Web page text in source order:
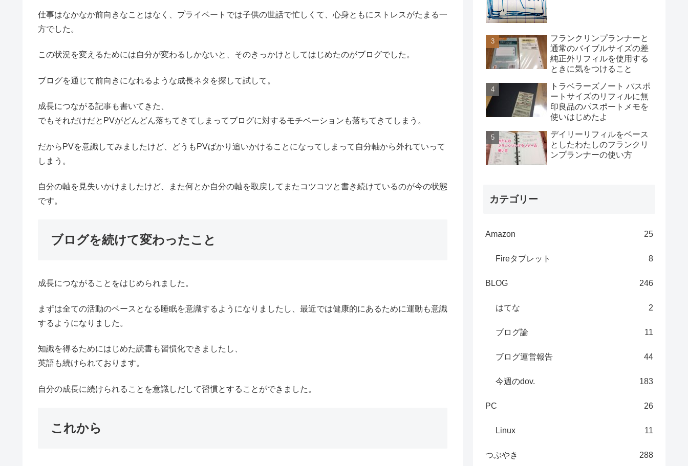
仕事はなかなか前向きなことはなく、プライベートでは子供の世話で忙しくて、心身ともにストレスがたまる一
方でした。
この状況を変えるためには自分が変わるしかないと、そのきっかけとしてはじめたのがブログでした。
ブログを通じて前向きになれるような成長ネタを探して試して。
成長につながる記事も書いてきた、
でもそれだけだとPVがどんどん落ちてきてしまってブログに対するモチベーションも落ちてきてしまう。
だからPVを意識してみましたけど、どうもPVばかり追いかけることになってしまって自分軸から外れていって
しまう。
自分の軸を見失いかけましたけど、また何とか自分の軸を取戻してまたコツコツと書き続けているのが今の状態
です。
ブログを続けて変わったこと
成長につながることをはじめられました。
まずは全ての活動のベースとなる睡眠を意識するようになりましたし、最近では健康的にあるために運動も意識
するようになりました。
知識を得るためにはじめた読書も習慣化できましたし、
英語も続けられております。
自分の成長に続けられることを意識しだして習慣とすることができました。
これから
フランクリンプランナーと
通常のバイブルサイズの差
純正外リフィルを使用する
ときに気をつけること
トラベラーズノート パスポ
ートサイズのリフィルに無
印良品のパスポートメモを
使いはじめたよ
デイリーリフィルをベース
としたわたしのフランクリ
ンプランナーの使い方
カテゴリー
Amazon 25
Fireタブレット 8
BLOG 246
はてな 2
ブログ論 11
ブログ運営報告 44
今週のdov. 183
PC 26
Linux 11
つぶやき 288